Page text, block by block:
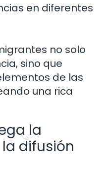
en diferentes
no solo
sino que
de las
una rica
la
difusión